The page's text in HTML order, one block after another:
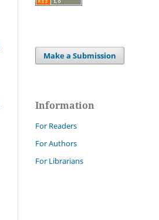
Make a Submission
Information
For Readers
For Authors
For Librarians